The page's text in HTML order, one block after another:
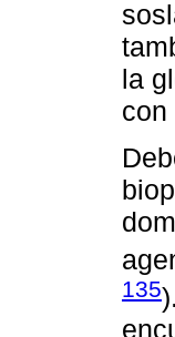
la
con
135